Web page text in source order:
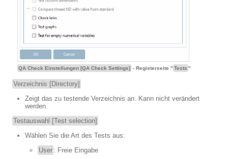
QA Check Einstellungen [QA Check Settings] - Registerseite " Tests "
Verzeichnis [Directory]
Zeigt das zu testende Verzeichnis an. Kann nicht verändert
werden.
Testauswahl [Test selection]
Wählen Sie die Art des Tests aus:
User : Freie Eingabe